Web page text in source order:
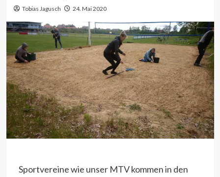
Tobias Jagusch 24. Mai 2020
Sportvereine wie unser MTV kommen in den